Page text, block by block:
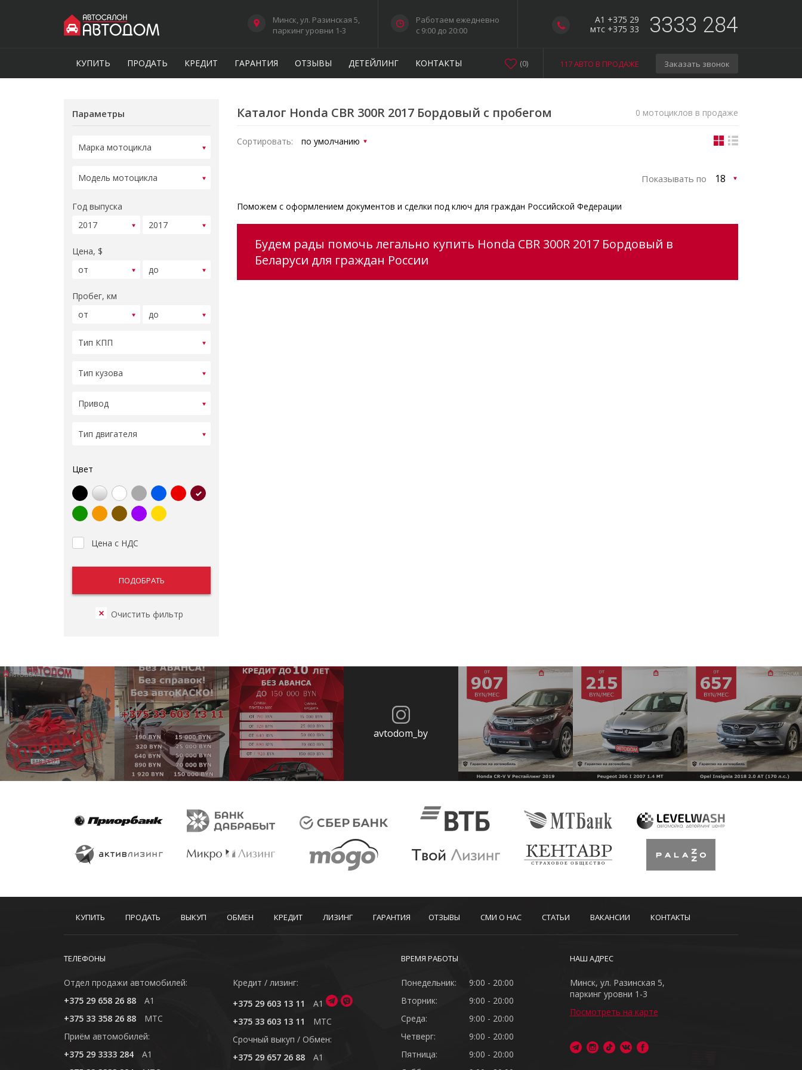
A1 +375 29
мтс +375 33
3333 284
Минск, ул. Разинская 5,
паркинг уровни 1-3
Работаем ежедневно
c 9:00 до 20:00
КУПИТЬ ПРОДАТЬ КРЕДИТ ГАРАНТИЯ ОТЗЫВЫ ДЕТЕЙЛИНГ КОНТАКТЫ 117 АВТО В ПРОДАЖЕ Заказать звонок
(0)
Параметры
Год выпуска
Цена, $
Пробег, км
Цвет
Цена с НДС
Каталог Honda CBR 300R 2017 Бордовый с пробегом 0 мотоциклов в продаже
Сортировать:
Показывать по
Поможем с оформлением документов и сделки под ключ для граждан Российской Федерации
Будем рады помочь легально купить Honda CBR 300R 2017 Бордовый в
Беларуси для граждан России
avtodom_by
КУПИТЬ ПРОДАТЬ ВЫКУП ОБМЕН КРЕДИТ ЛИЗИНГ ГАРАНТИЯ ОТЗЫВЫ СМИ О НАС СТАТЬИ ВАКАНСИИ КОНТАКТЫ
ТЕЛЕФОНЫ
Отдел продажи автомобилей:
+375 29 658 26 88
A1
+375 33 358 26 88
MTC
Приём автомобилей:
+375 29 3333 284
A1
Кредит / лизинг:
+375 29 603 13 11
A1
+375 33 603 13 11
MTC
Cрочный выкуп / Обмен:
+375 29 657 26 88
A1
ВРЕМЯ РАБОТЫ
Понедельник:
9:00 - 20:00
Вторник:
9:00 - 20:00
Среда:
9:00 - 20:00
Четверг:
9:00 - 20:00
Пятница:
9:00 - 20:00
НАШ АДРЕС
Минск, ул. Разинская 5,
паркинг уровни 1-3
Посмотреть на карте